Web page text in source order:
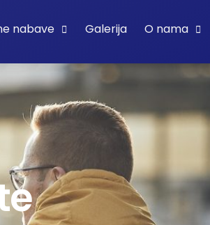
nabave Galerija O nama